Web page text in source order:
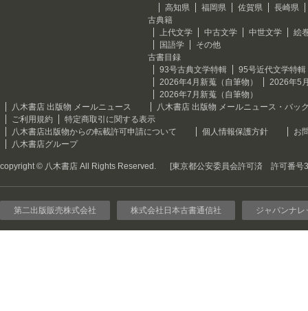
高知県
福岡県 佐賀県
長崎県
古典籍
上代文学
中古文学 中世文学
絵
国語学
その他
古書目録
93号古典文学特輯
95号近代文学特輯
2026年4月新蒐（自筆物）
2026年5
2026年7月新蒐（自筆物）
八木書店 出版物 メールニュース
八木書店 出版物 メールニュース・バッ
ご利用規約
特定商取引に関する表示
八木書店出版物からの転載許可申請について
個人情報保護方針
お
八木書店グループ
copyright © 八木書店 All Rights Reserved. [東京都公安委員会許可済 許可番号
第二出版販売株式会社 株式会社日本古書通信社 ジャパンナレ